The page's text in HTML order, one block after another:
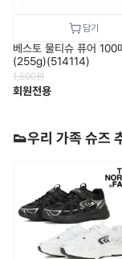
베스토 물티슈 퓨어 100
(255g)(514114)
1,500원
회원전용
👟우리 가족 슈즈